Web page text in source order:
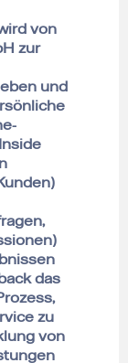
von
zur
und
das
zu
von